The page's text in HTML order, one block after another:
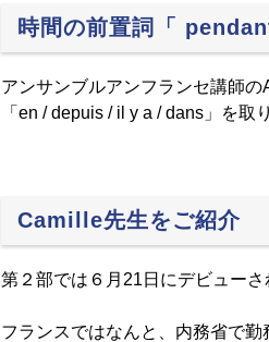
時間の前置詞「
アンサンブルアンフランセ講師の
「en / depuis / il y a / dans」
を取
Camille先生をご紹介
第２部では６月21日にデビューさ
フランスではなんと、内務省で勤